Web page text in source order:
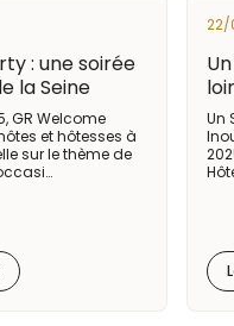
: une soirée
la Seine
GR Welcome
et hôtesses à
sur le thème de
22/
Un